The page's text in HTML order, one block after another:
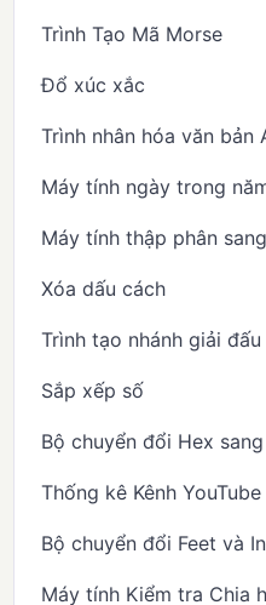
Trình Tạo Mã Morse
Đổ xúc xắc
Trình nhân hóa văn bản
Máy tính ngày trong
Máy tính thập phân
Xóa dấu cách
Trình tạo nhánh giải
Sắp xếp số
Bộ chuyển đổi Hex sang
Thống kê Kênh YouTube
Bộ chuyển đổi Feet và
Máy tính Kiểm tra Chia